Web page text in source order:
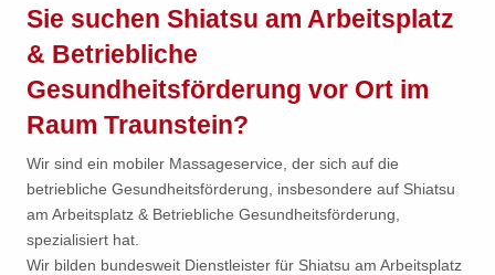
Sie suchen Shiatsu am Arbeitsplatz
& Betriebliche
Gesundheitsförderung vor Ort im
Raum Traunstein?
Wir sind ein mobiler Massageservice, der sich auf die
betriebliche Gesundheitsförderung, insbesondere auf Shiatsu
am Arbeitsplatz & Betriebliche Gesundheitsförderung,
spezialisiert hat.
Wir bilden bundesweit Dienstleister für Shiatsu am Arbeitsplatz